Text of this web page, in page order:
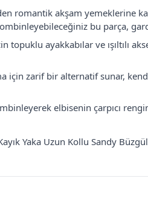
romantik akşam yemeklerine
bu parça,
ayakkabılar ve ışıltılı
için zarif bir alternatif sunar,
elbisenin çarpıcı
Yaka Uzun Kollu Sandy